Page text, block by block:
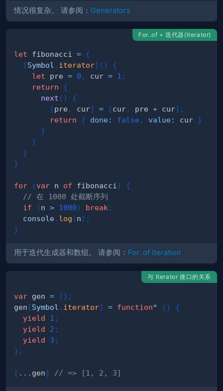
情况很复杂。 请参阅： Generators
For..of + 迭代器(iterator)
let fibonacci = {
[Symbol . iterator] ( )
{
let pre = 0 , cur = 1 ;
return
{
next ( )
{
[pre , cur] = [cur, pre + cur] ;
return
{ done: false , value: cur }
}
}
}
}
for (var n of fibonacci )
{
// 在 1000 处截断序列
if
(n > 1000) break ;
console. log (n) ;
}
用于迭代生成器和数组。 请参阅： For..of iteration
与 Iterator 接口的关系
var gen = {} ;
gen [Symbol . iterator] = function* ( )
{
yield
1 ;
yield
2 ;
yield
3 ;
} ;
[ ... gen] // => [1, 2, 3]